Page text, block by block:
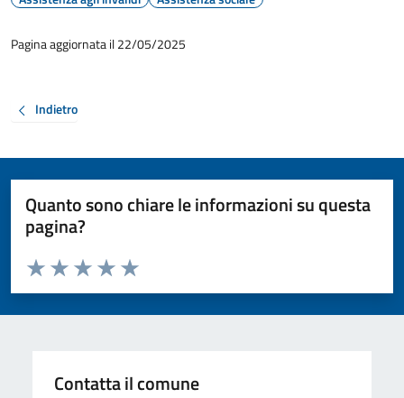
Pagina aggiornata il 22/05/2025
Indietro
Quanto sono chiare le informazioni su questa
pagina?
Valuta da 1 a 5 stelle la pagina
Valuta 5 stelle su 5
Valuta 4 stelle su 5
Valuta 3 stelle su 5
Valuta 2 stelle su 5
Valuta 1 stelle su 5
Contatta il comune